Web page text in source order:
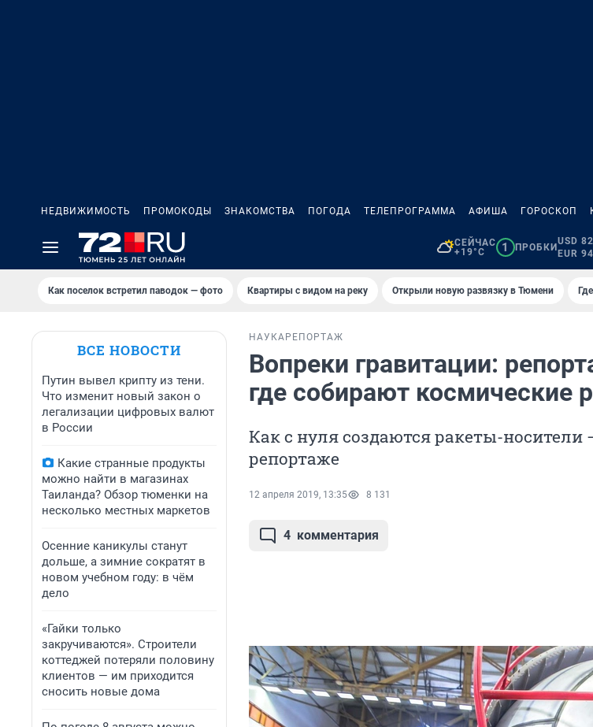
НЕДВИЖИМОСТЬ ПРОМОКОДЫ ЗНАКОМСТВА ПОГОДА ТЕЛЕПРОГРАММА АФИША ГОРОСКОП
СЕЙЧАС
+19°C
1 ПРОБКИ
USD
EUR
Как поселок встретил паводок — фото Квартиры с видом на реку Открыли новую развязку в Тюмени
ВСЕ НОВОСТИ
Путин вывел крипту из тени.
Что изменит новый закон о
легализации цифровых валют
в России
Какие странные продукты
можно найти в магазинах
Таиланда? Обзор тюменки на
несколько местных маркетов
Осенние каникулы станут
дольше, а зимние сократят в
новом учебном году: в чём
дело
«Гайки только
закручиваются». Строители
коттеджей потеряли половину
клиентов — им приходится
сносить новые дома
НАУКА РЕПОРТАЖ
Вопреки гравитации:
где собирают космические
Как с нуля создаются ракеты-
репортаже
12 апреля 2019, 13:35 8 131
4 комментария